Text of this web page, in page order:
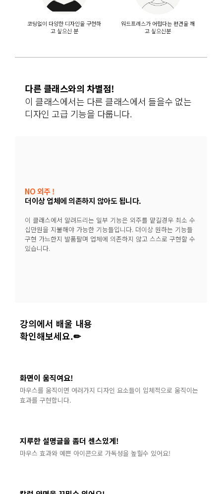
코딩없이 다양한 디자인을 구현하
고 싶으신 분
워드프레스가 어렵다는 편견을 깨
고 싶으신분
다른 클래스와의 차별점!
이 클래스에서는 다른 클래스에서 들을수 없는
디자인 고급 기능을 다룹니다.
NO 외주 !
더이상 업체에 의존하지 않아도 됩니다.
이 클래스에서 알려드리는 일부 기능은 외주를 맡길경우 최소 수
십만원을 지불해야 가능한 기능들입니다. 더이상 원하는 기능들
구현 가느한지 발품팔며 업체에 의존하지 않고 스스로 구현할 수
있습니다.
강의에서 배울 내용
확인해보세요.✏
화면이 움직여요!
마우스를 움직이면 여러가지 디자인 요소들이 입체적으로 움직이는
효과를 구현합니다.
지루한 설명글을 좀더 센스있게!
마우스 효과와 예쁜 아이콘으로 가독성을 높힐수 있어요!